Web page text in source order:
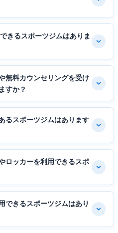
きるスポーツジムはありま
無料カウンセリングを受け
すか？
るスポーツジムはあります
ロッカーを利用できるスポ
できるスポーツジムはあり